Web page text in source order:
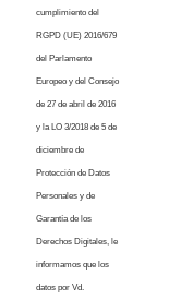
cumplimiento del
RGPD (UE) 2016/679
del Parlamento
Europeo y del Consejo
de 27 de abril de 2016
y la LO 3/2018 de 5 de
diciembre de
Protección de Datos
Personales y de
Garantía de los
Derechos Digitales, le
informamos que los
datos por Vd.